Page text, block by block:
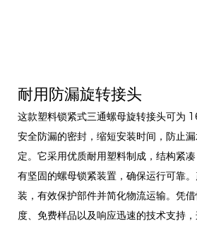
耐用防漏旋转接头
这款塑料锁紧式三通螺母旋转接头可为
安全防漏的密封，缩短安装时间，防止
定。它采用优质耐用塑料制成，结构紧
有坚固的螺母锁紧装置，确保运行可靠
装，有效保护部件并简化物流运输。凭
度、免费样品以及响应迅速的技术支持